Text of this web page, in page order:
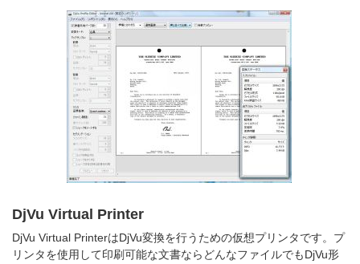
DjVu Virtual Printer
DjVu Virtual PrinterはDjVu変換を行うための仮想プリンタです。プ
リンタを使用して印刷可能な文書ならどんなファイルでもDjVu形